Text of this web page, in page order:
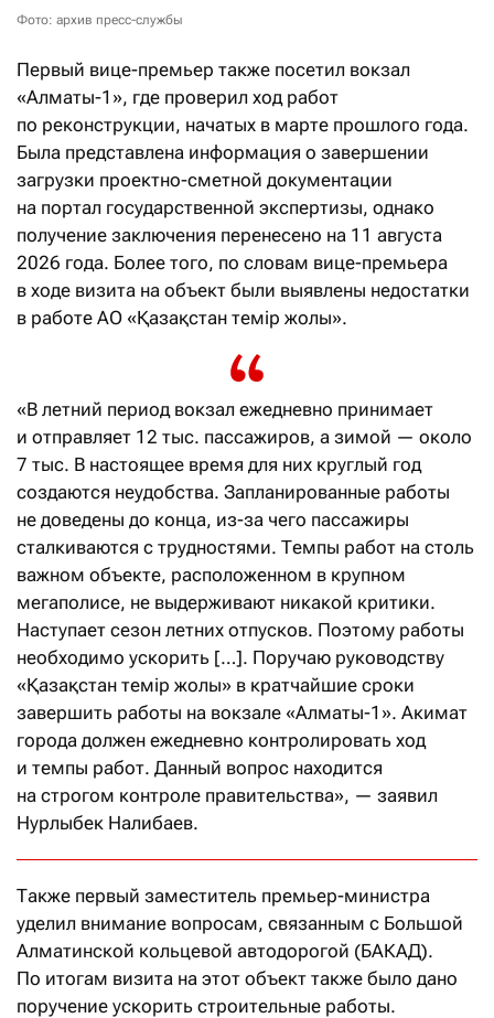
Фото: архив пресс-службы
Первый вице-премьер также посетил вокзал
«Алматы-1», где проверил ход работ
по реконструкции, начатых в марте прошлого года.
Была представлена информация о завершении
загрузки проектно-сметной документации
на портал государственной экспертизы, однако
получение заключения перенесено на 11 августа
2026 года. Более того, по словам вице-премьера
в ходе визита на объект были выявлены недостатки
в работе АО «Қазақстан темір жолы».
«В летний период вокзал ежедневно принимает
и отправляет 12 тыс. пассажиров, а зимой — около
7 тыс. В настоящее время для них круглый год
создаются неудобства. Запланированные работы
не доведены до конца, из-за чего пассажиры
сталкиваются с трудностями. Темпы работ на столь
важном объекте, расположенном в крупном
мегаполисе, не выдерживают никакой критики.
Наступает сезон летних отпусков. Поэтому работы
необходимо ускорить […]. Поручаю руководству
«Қазақстан темір жолы» в кратчайшие сроки
завершить работы на вокзале «Алматы-1». Акимат
города должен ежедневно контролировать ход
и темпы работ. Данный вопрос находится
на строгом контроле правительства», — заявил
Нурлыбек Налибаев.
Также первый заместитель премьер-министра
уделил внимание вопросам, связанным с Большой
Алматинской кольцевой автодорогой (БАКАД).
По итогам визита на этот объект также было дано
поручение ускорить строительные работы.